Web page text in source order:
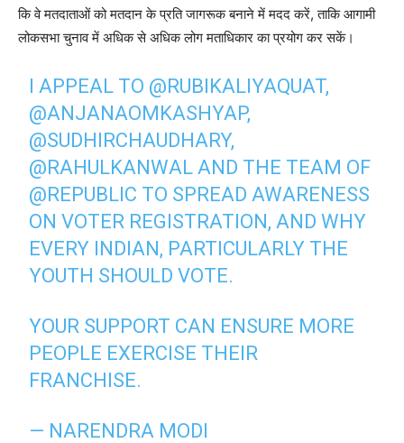
कि वे मतदाताओं को मतदान के प्रति जागरूक बनाने में मदद करें, ताकि आगामी
लोकसभा चुनाव में अधिक से अधिक लोग मताधिकार का प्रयोग कर सकें।
I APPEAL TO @RUBIKALIYAQUAT,
@ANJANAOMKASHYAP,
@SUDHIRCHAUDHARY,
@RAHULKANWAL AND THE TEAM OF
@REPUBLIC TO SPREAD AWARENESS
ON VOTER REGISTRATION, AND WHY
EVERY INDIAN, PARTICULARLY THE
YOUTH SHOULD VOTE.
YOUR SUPPORT CAN ENSURE MORE
PEOPLE EXERCISE THEIR
FRANCHISE.
— NARENDRA MODI